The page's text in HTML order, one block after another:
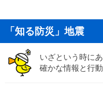
「知る防災」地震
いざという時に
確かな情報と行